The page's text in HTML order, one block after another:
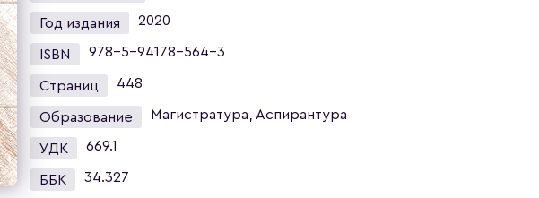
Год издания 2020
ISBN 978-5-94178-564-3
Страниц 448
Образование Магистратура, Аспирантура
УДК 669.1
ББК 34.327